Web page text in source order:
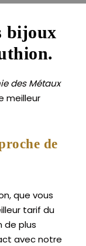
bijoux
des Métaux
meilleur
de
que vous
tarif du
de plus
avec notre